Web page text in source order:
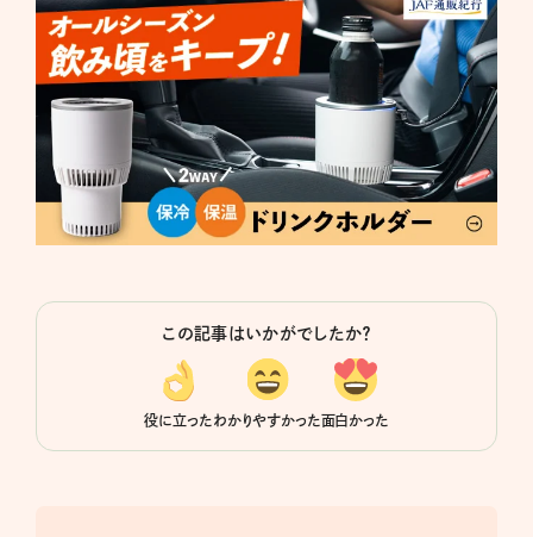
この記事はいかがでしたか？
役に立ったわかりやすかった面白かった